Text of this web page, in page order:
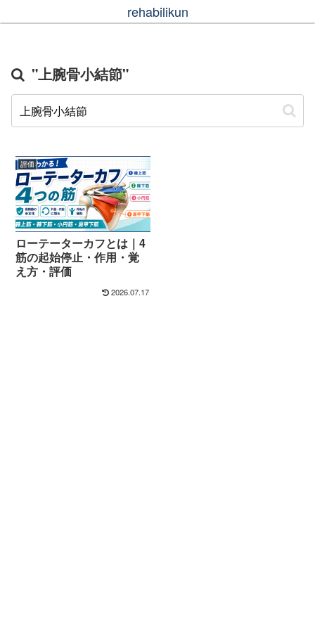
rehabilikun
"上腕骨小結節"
評価
ローテーターカフとは｜4
筋の起始停止・作用・覚
え方・評価
2026.07.17